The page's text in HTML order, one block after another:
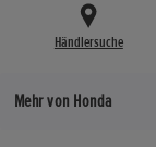
Händlersuche
Mehr von Honda